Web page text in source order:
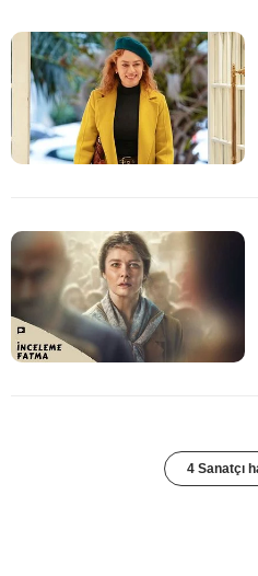
4 Sanatçı